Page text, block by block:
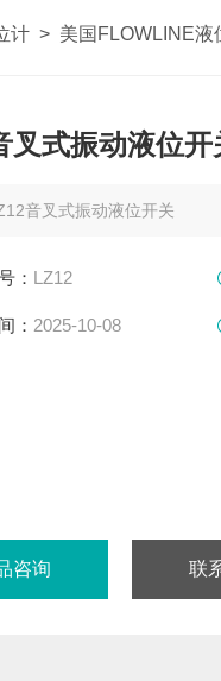
计 > 美国FLOWLINE液
叉式振动液位开
音叉式振动液位开关
： LZ12
： 2025-10-08
咨询 联